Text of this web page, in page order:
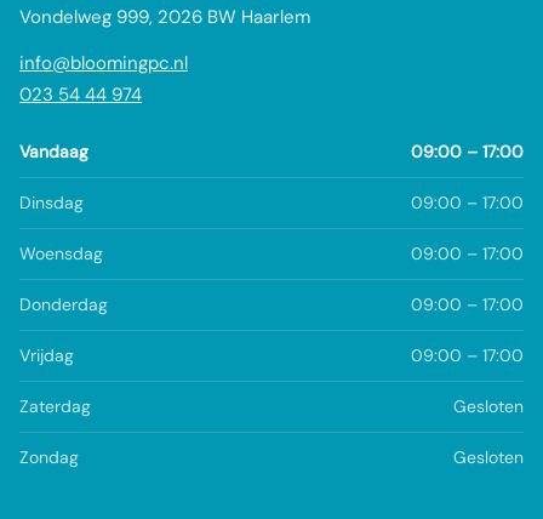
Vondelweg 999, 2026 BW Haarlem
info@bloomingpc.nl
023 54 44 974
Vandaag 09:00 – 17:00
Dinsdag 09:00 – 17:00
Woensdag 09:00 – 17:00
Donderdag 09:00 – 17:00
Vrijdag 09:00 – 17:00
Zaterdag Gesloten
Zondag Gesloten